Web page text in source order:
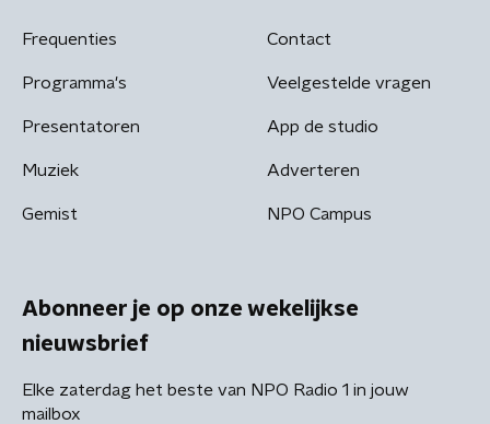
Frequenties
Programma's
Presentatoren
Muziek
Gemist
Contact
Veelgestelde vragen
App de studio
Adverteren
NPO Campus
Abonneer je op onze wekelijkse
nieuwsbrief
Elke zaterdag het beste van NPO Radio 1 in jouw
mailbox